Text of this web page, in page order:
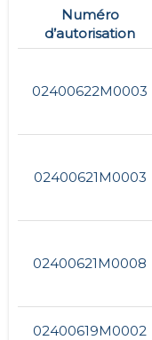
Numéro
d’autorisation
02400622M0003
02400621M0003
02400621M0008
02400619M0002